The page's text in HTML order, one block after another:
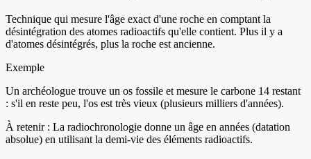
Technique qui mesure l'âge exact d'une roche en comptant la
désintégration des atomes radioactifs qu'elle contient. Plus il y a
d'atomes désintégrés, plus la roche est ancienne.
Exemple
Un archéologue trouve un os fossile et mesure le carbone 14 restant
: s'il en reste peu, l'os est très vieux (plusieurs milliers d'années).
À retenir : La radiochronologie donne un âge en années (datation
absolue) en utilisant la demi-vie des éléments radioactifs.